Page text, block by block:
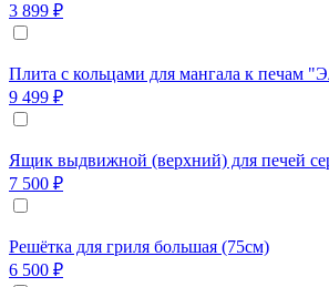
3 899 ₽
Плита с кольцами для мангала к печам
9 499 ₽
Ящик выдвижной (верхний) для печей
7 500 ₽
Решётка для гриля большая (75см)
6 500 ₽